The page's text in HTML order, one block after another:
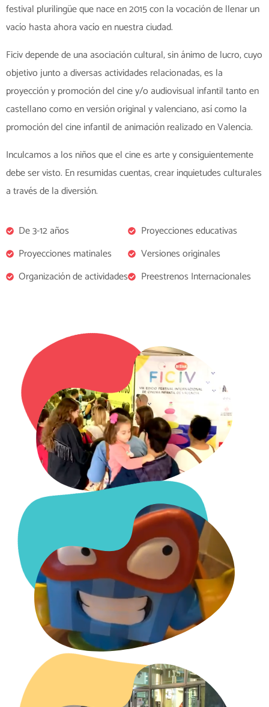
festival plurilingüe que nace en 2015 con la vocación de llenar un
vacío hasta ahora vacío en nuestra ciudad.
Ficiv depende de una asociación cultural, sin ánimo de lucro, cuyo
objetivo junto a diversas actividades relacionadas, es la
proyección y promoción del cine y/o audiovisual infantil tanto en
castellano como en versión original y valenciano, así como la
promoción del cine infantil de animación realizado en Valencia.
Inculcamos a los niños que el cine es arte y consiguientemente
debe ser visto. En resumidas cuentas, crear inquietudes culturales
a través de la diversión.
De 3-12 años
Proyecciones matinales
Organización de actividades
Proyecciones educativas
Versiones originales
Preestrenos Internacionales